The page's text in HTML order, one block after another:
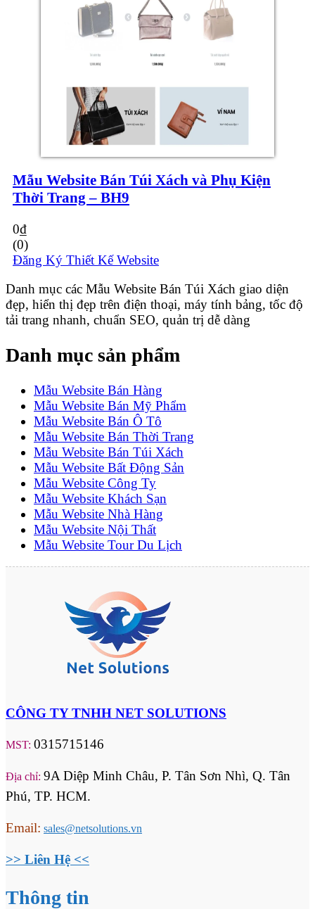
Mẫu Website Bán Túi Xách và Phụ Kiện
Thời Trang – BH9
0₫
(0)
Đăng Ký Thiết Kế Website
Danh mục các Mẫu Website Bán Túi Xách giao diện
đẹp, hiển thị đẹp trên điện thoại, máy tính bảng, tốc độ
tải trang nhanh, chuẩn SEO, quản trị dễ dàng
Danh mục sản phẩm
Mẫu Website Bán Hàng
Mẫu Website Bán Mỹ Phẩm
Mẫu Website Bán Ô Tô
Mẫu Website Bán Thời Trang
Mẫu Website Bán Túi Xách
Mẫu Website Bất Động Sản
Mẫu Website Công Ty
Mẫu Website Khách Sạn
Mẫu Website Nhà Hàng
Mẫu Website Nội Thất
Mẫu Website Tour Du Lịch
CÔNG TY TNHH NET SOLUTIONS
MST: 0315715146
Địa chỉ: 9A Diệp Minh Châu, P. Tân Sơn Nhì, Q. Tân
Phú, TP. HCM.
Email: sales@netsolutions.vn
>> Liên Hệ <<
Thông tin